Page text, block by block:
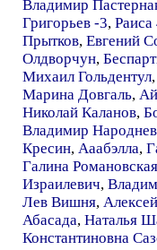
Владимир
Григорьев -3, Раиса
Прытков, Евгений
Олдворчун,
Михаил Гольдентул,
Марина Довгаль,
Николай Каланов,
Владимир Народнев
Кресин, Ааабэлла,
Галина Романовская
Израилевич,
Лев Вишня,
Абасада, Наталья
Константиновна